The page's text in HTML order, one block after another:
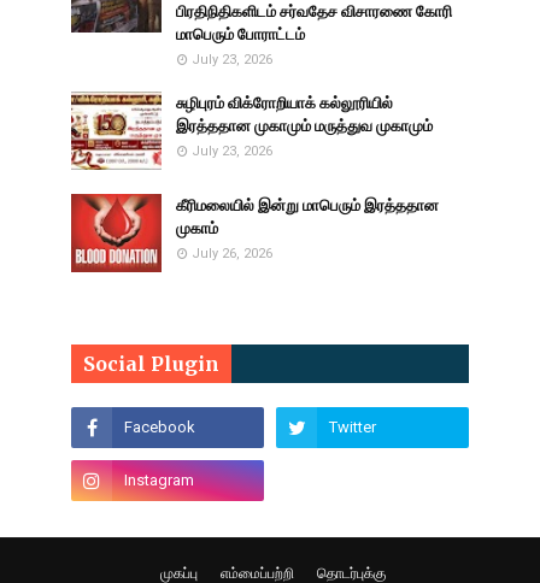
பிரதிநிதிகளிடம் சர்வதேச விசாரணை கோரி
மாபெரும் போராட்டம்
July 23, 2026
சுழிபுரம் விக்ரோறியாக் கல்லூரியில்
இரத்ததான முகாமும் மருத்துவ முகாமும்
July 23, 2026
கீரிமலையில் இன்று மாபெரும் இரத்ததான
முகாம்
July 26, 2026
Social Plugin
முகப்பு எம்மைப்பற்றி தொடர்புக்கு